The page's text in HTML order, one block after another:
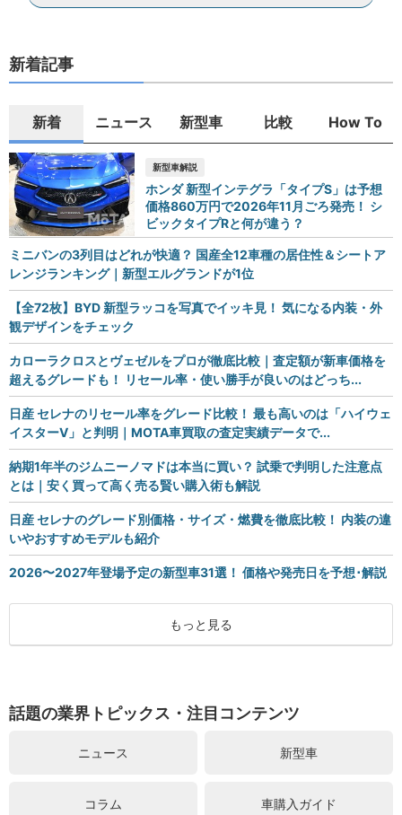
新着記事
新着 ニュース 新型車 比較 How To
新型車解説
ホンダ 新型インテグラ「タイプS」は予想
価格860万円で2026年11月ごろ発売！ シ
ビックタイプRと何が違う？
ミニバンの3列目はどれが快適？ 国産全12車種の居住性＆シートア
レンジランキング｜新型エルグランドが1位
【全72枚】BYD 新型ラッコを写真でイッキ見！ 気になる内装・外
観デザインをチェック
カローラクロスとヴェゼルをプロが徹底比較｜査定額が新車価格を
超えるグレードも！ リセール率・使い勝手が良いのはどっち...
日産 セレナのリセール率をグレード比較！ 最も高いのは「ハイウェ
イスターV」と判明｜MOTA車買取の査定実績データで...
納期1年半のジムニーノマドは本当に買い？ 試乗で判明した注意点
とは｜安く買って高く売る賢い購入術も解説
日産 セレナのグレード別価格・サイズ・燃費を徹底比較！ 内装の違
いやおすすめモデルも紹介
2026〜2027年登場予定の新型車31選！ 価格や発売日を予想･解説
もっと見る
話題の業界トピックス・注目コンテンツ
ニュース 新型車
コラム 車購入ガイド